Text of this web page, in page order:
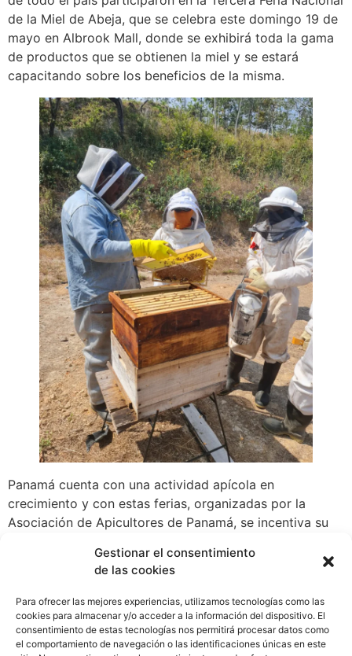
Gestionar el consentimiento
de las cookies
Para ofrecer las mejores experiencias, utilizamos tecnologías como las
cookies para almacenar y/o acceder a la información del dispositivo. El
consentimiento de estas tecnologías nos permitirá procesar datos como
el comportamiento de navegación o las identificaciones únicas en este
de la Miel de Abeja, que se celebra este domingo 19 de
mayo en Albrook Mall, donde se exhibirá toda la gama
de productos que se obtienen la miel y se estará
capacitando sobre los beneficios de la misma.
Panamá cuenta con una actividad apícola en
crecimiento y con estas ferias, organizadas por la
Asociación de Apicultores de Panamá, se incentiva su
saludable a la azúcar que brinda además múltiples
La colmena es fuente de muchos productos debido a
que se puede extraer miel, polen, jalea, cera y
propóleos.